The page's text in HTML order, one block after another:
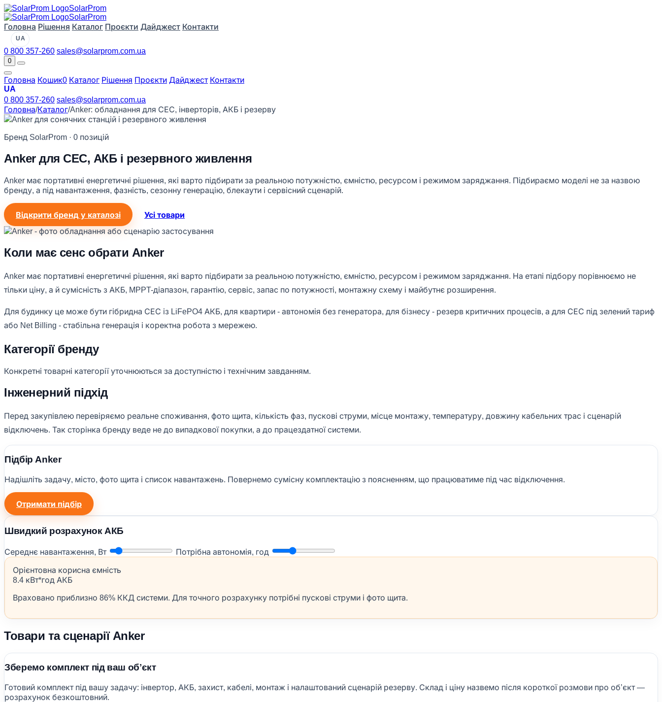
SolarProm
SolarProm
Головна Рішення Каталог Проєкти Дайджест Контакти
UA
0 800 357-260 sales@solarprom.com.ua
0
Головна Кошик0 Каталог Рішення Проєкти Дайджест Контакти
UA
0 800 357-260 sales@solarprom.com.ua
Головна/Каталог/Anker: обладнання для СЕС, інверторів, АКБ і резерву
Бренд SolarProm · 0 позицій
Anker для СЕС, АКБ і резервного живлення
Anker має портативні енергетичні рішення, які варто підбирати за реальною потужністю, ємністю, ресурсом і режимом заряджання. Підбираємо моделі не за назвою
бренду, а під навантаження, фазність, сезонну генерацію, блекаути і сервісний сценарій.
Відкрити бренд у каталозі Усі товари
Коли має сенс обрати Anker
Anker має портативні енергетичні рішення, які варто підбирати за реальною потужністю, ємністю, ресурсом і режимом заряджання. На етапі підбору порівнюємо не
тільки ціну, а й сумісність з АКБ, MPPT-діапазон, гарантію, сервіс, запас по потужності, монтажну схему і майбутнє розширення.
Для будинку це може бути гібридна СЕС із LiFePO4 АКБ, для квартири - автономія без генератора, для бізнесу - резерв критичних процесів, а для СЕС під зелений тариф
або Net Billing - стабільна генерація і коректна робота з мережею.
Категорії бренду
Конкретні товарні категорії уточнюються за доступністю і технічним завданням.
Інженерний підхід
Перед закупівлею перевіряємо реальне споживання, фото щита, кількість фаз, пускові струми, місце монтажу, температуру, довжину кабельних трас і сценарій
відключень. Так сторінка бренду веде не до випадкової покупки, а до працездатної системи.
Підбір Anker
Надішліть задачу, місто, фото щита і список навантажень. Повернемо сумісну комплектацію з поясненням, що працюватиме під час відключення.
Отримати підбір
Швидкий розрахунок АКБ
Середнє навантаження, Вт Потрібна автономія, год
Орієнтовна корисна ємність
8.4 кВт*год АКБ
Враховано приблизно 86% ККД системи. Для точного розрахунку потрібні пускові струми і фото щита.
Товари та сценарії Anker
Зберемо комплект під ваш обʼєкт
Готовий комплект під вашу задачу: інвертор, АКБ, захист, кабелі, монтаж і налаштований сценарій резерву. Склад і ціну назвемо після короткої розмови про обʼєкт —
розрахунок безкоштовний.